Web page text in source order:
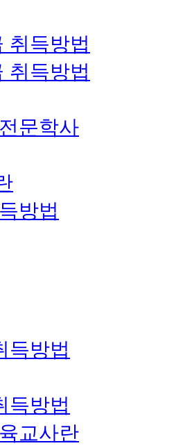
취득방법
취득방법
문학사
방법
득방법
득방법
교사란